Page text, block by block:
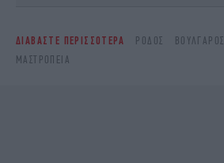
ΔΙΑΒΑΣΤΕ ΠΕΡΙΣΣΟΤΕΡΑ ΡΌΔΟΣ ΒΟΎΛΓΑΡΟΣ
ΜΑΣΤΡΟΠΕΊΑ